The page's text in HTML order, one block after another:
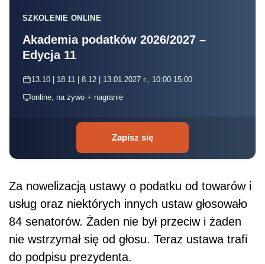
SZKOLENIE ONLINE
Akademia podatków 2026/2027 –
Edycja 11
13.10 | 18.11 | 8.12 | 13.01.2027 r., 10:00-15:00
online, na żywo + nagranie
Zapisz się
Za nowelizacją ustawy o podatku od towarów i
usług oraz niektórych innych ustaw głosowało
84 senatorów. Żaden nie był przeciw i żaden
nie wstrzymał się od głosu. Teraz ustawa trafi
do podpisu prezydenta.